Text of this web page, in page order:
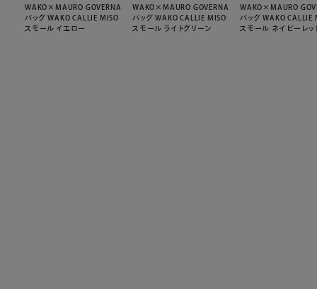
WAKO×MAURO GOVERNA
バッグ WAKO CALLIE MISO
スモール イエロー
WAKO×MAURO GOVERNA
バッグ WAKO CALLIE MISO
スモール ライトグリーン
WAKO×MAURO
バッグ WAKO CALLIE
スモール ネイビーレッ